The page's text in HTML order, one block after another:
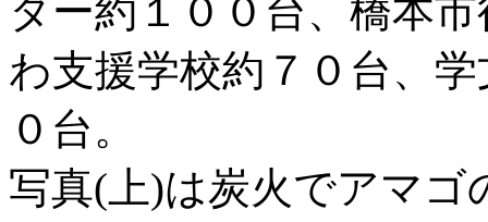
ター約１００台、橋本
わ支援学校約７０台、
０台。
写真(上)は炭火でアマゴ